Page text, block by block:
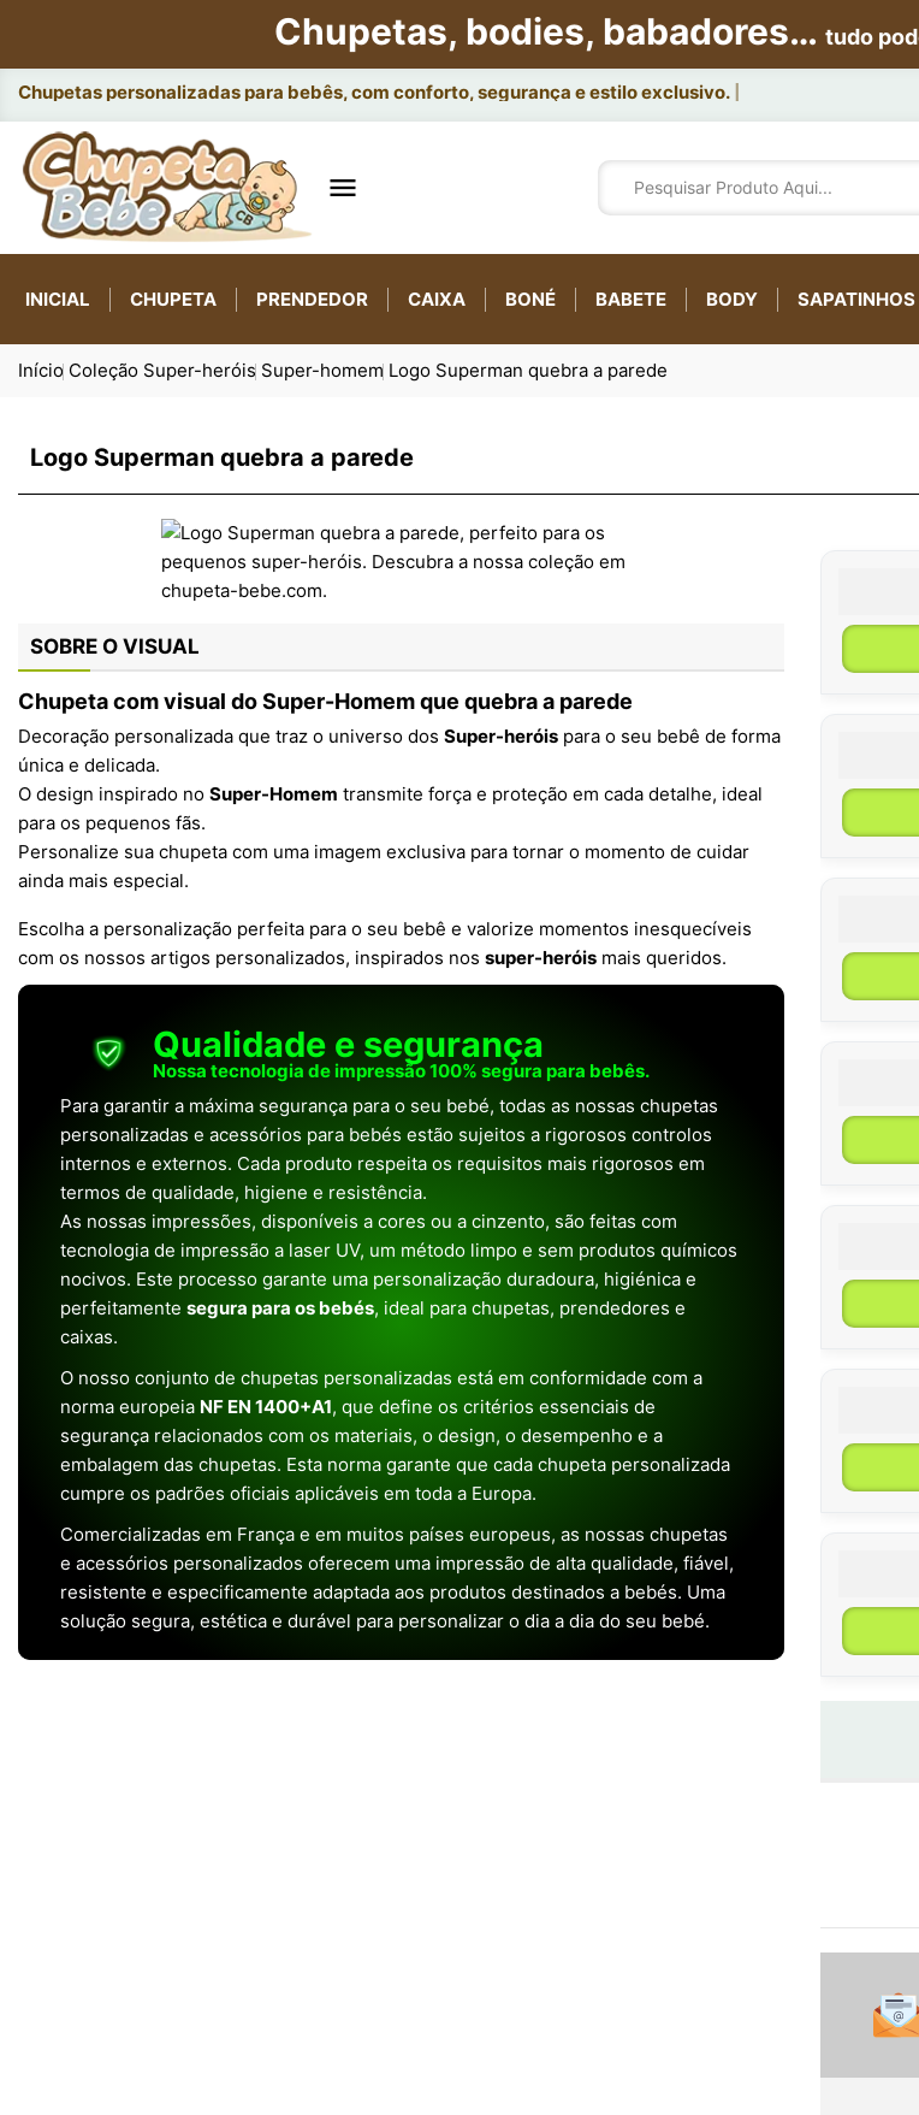
Chupetas, bodies, babadores… tudo
Chupetas personalizadas para bebês, com conforto, segurança e estilo exclusivo.

INICIAL CHUPETA PRENDEDOR CAIXA BONÉ BABETE BODY SAPATINHOS
Início Coleção Super-heróis Super-homem Logo Superman quebra a parede
Logo Superman quebra a parede
SOBRE O VISUAL
Chupeta com visual doSuper-Homem que quebra a parede
Decoração personalizada que traz o universo dos Super-heróis para o seu bebê de forma
única e delicada.
O design inspirado no Super-Homem transmite força e proteção em cada detalhe, ideal
para os pequenos fãs.
Personalize sua chupeta com uma imagem exclusiva para tornar o momento de cuidar
ainda mais especial.
Escolha a personalização perfeita para o seu bebê e valorize momentos inesquecíveis
com os nossos artigos personalizados, inspirados nos super-heróis mais queridos.
Qualidade e segurança
Nossa tecnologia de impressão 100% segura para bebês.
Para garantir a máxima segurança para o seu bebé, todas as nossas chupetas
personalizadas e acessórios para bebés estão sujeitos a rigorosos controlos
internos e externos. Cada produto respeita os requisitos mais rigorosos em
termos de qualidade, higiene e resistência.
As nossas impressões, disponíveis a cores ou a cinzento, são feitas com
tecnologia de impressão a laser UV, um método limpo e sem produtos químicos
nocivos. Este processo garante uma personalização duradoura, higiénica e
perfeitamente segura para os bebés, ideal para chupetas, prendedores e
caixas.
O nosso conjunto de chupetas personalizadas está em conformidade com a
norma europeia NF EN 1400+A1, que define os critérios essenciais de
segurança relacionados com os materiais, o design, o desempenho e a
embalagem das chupetas. Esta norma garante que cada chupeta personalizada
cumpre os padrões oficiais aplicáveis em toda a Europa.
Comercializadas em França e em muitos países europeus, as nossas chupetas
e acessórios personalizados oferecem uma impressão de alta qualidade, fiável,
resistente e especificamente adaptada aos produtos destinados a bebés. Uma
solução segura, estética e durável para personalizar o dia a dia do seu bebé.